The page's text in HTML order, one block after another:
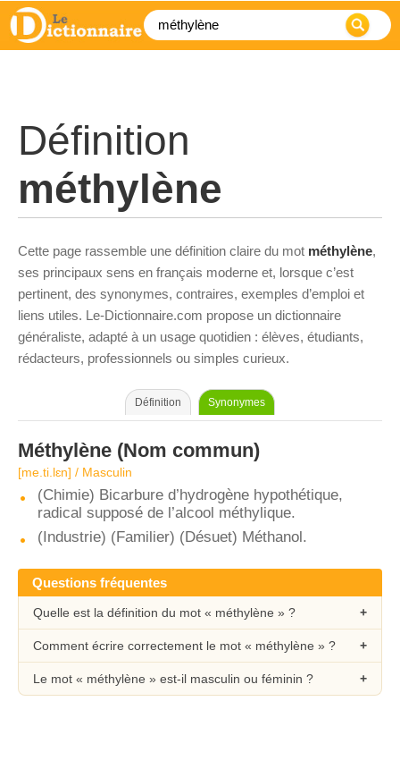
Définition
méthylène
Cette page rassemble une définition claire du mot méthylène,
ses principaux sens en français moderne et, lorsque c’est
pertinent, des synonymes, contraires, exemples d’emploi et
liens utiles. Le-Dictionnaire.com propose un dictionnaire
généraliste, adapté à un usage quotidien : élèves, étudiants,
rédacteurs, professionnels ou simples curieux.
Définition Synonymes
Méthylène (Nom commun)
[me.ti.lɛn] / Masculin
(Chimie) Bicarbure d’hydrogène hypothétique,
radical supposé de l’alcool méthylique.
(Industrie) (Familier) (Désuet) Méthanol.
Questions fréquentes
Quelle est la définition du mot « méthylène » ?
Comment écrire correctement le mot « méthylène » ?
Le mot « méthylène » est-il masculin ou féminin ?